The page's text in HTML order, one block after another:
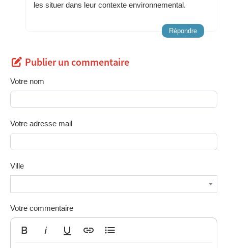
les situer dans leur contexte environnemental.
Répondre
Publier un commentaire
Votre nom
Votre adresse mail
Ville
Votre commentaire